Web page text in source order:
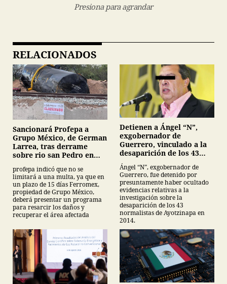
Presiona para agrandar
RELACIONADOS
Sancionará Profepa a
Grupo México, de German
Larrea, tras derrame
sobre rio san Pedro en
profepa indicó que no se
limitará a una multa, ya que en
un plazo de 15 días Ferromex,
propiedad de Grupo México,
deberá presentar un programa
para resarcir los daños y
recuperar el área afectada
Detienen a Ángel “N”,
exgobernador de
Guerrero, vinculado a la
desaparición de los 43
normalistas de
Ayotzinapa
Ángel “N”, exgobernador de
Guerrero, fue detenido por
presuntamente haber ocultado
evidencias relativas a la
investigación sobre la
desaparición de los 43
normalistas de Ayotzinapa en
2014.